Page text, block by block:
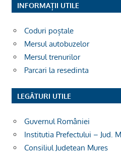
INFORMAȚII UTILE
Coduri poștale
Mersul autobuzelor
Mersul trenurilor
Parcari la resedinta
LEGĂTURI UTILE
Guvernul României
Institutia Prefectului – Jud.
Consiliul Judetean Mures